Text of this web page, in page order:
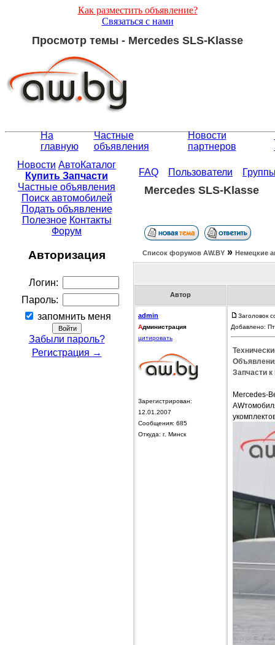
Как разместить объявление?
Связаться с нами
Просмотр темы - Mercedes SLS-Klasse
На
главную
Частные
объявления
Новости
партнеров
Новости АвтоКаталог
Купить Запчасти
Частные объявления
Поиск автомобилей
Подать объявление
Полезное Контакты
Форум
Авторизация
Логин:
Пароль:
запомнить меня
Забыли пароль?
Регистрация →
FAQ Пользователи
Mercedes SLS-Klasse
Список форумов АW.BY » Немецкие
Автор
admin
Администрация
цитировать
Зарегистрирован:
12.01.2007
Сообщения: 685
Откуда: г. Минск
Заголовок
Добавлено:
Запчасти
Mercedes-